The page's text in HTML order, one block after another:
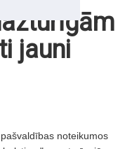
jauni
noteikumos